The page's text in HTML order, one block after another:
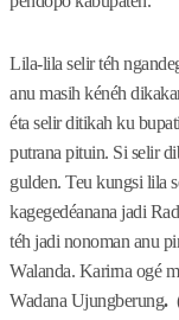
Lila-lila selir téh
anu masih kénéh
éta selir ditikah ku
putrana pituin. Si selir
gulden. Teu kungsi lila
kagegedéanana jadi
téh jadi nonoman anu
Walanda. Karirna ogé
Wadana Ujungberung.